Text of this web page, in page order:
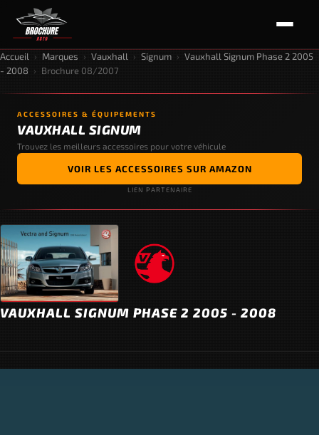
Accueil › Marques › Vauxhall › Signum › Vauxhall Signum Phase 2 2005
- 2008 › Brochure 08/2007
ACCESSOIRES & ÉQUIPEMENTS
VAUXHALL SIGNUM
Trouvez les meilleurs accessoires pour votre véhicule
VOIR LES ACCESSOIRES SUR AMAZON
LIEN PARTENAIRE
VAUXHALL SIGNUM PHASE 2 2005 - 2008